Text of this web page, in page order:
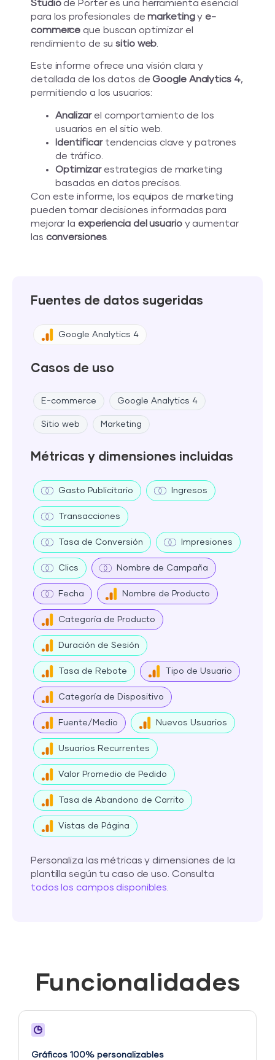
Studiode Porter es una herramienta esencial
para los profesionales demarketingye-
commerce que buscan optimizar el
rendimiento de susitio web
Este informe ofrece una visión clara y
detallada de los datos deGoogle Analytics 4,
permitiendo a los usuarios:
Analizarel comportamiento de los
usuarios en el sitio web.
Identificartendencias clave y patrones
de tráfico.
Optimizarestrategias de marketing
basadas en datos precisos.
Con este informe, los equipos de marketing
pueden tomar decisiones informadas para
mejorar la experiencia del usuarioy aumentar
las conversiones.
Fuentes de datos sugeridas
Google Analytics 4
Casos de uso
E-commerce Google Analytics 4
Sitio web Marketing
Métricas y dimensiones incluidas
Gasto Publicitario Ingresos
Transacciones
Tasa de Conversión Impresiones
Clics Nombre de Campaña
Fecha Nombre de Producto
Categoría de Producto
Duración de Sesión
Tasa de Rebote Tipo de Usuario
Categoría de Dispositivo
Fuente/Medio Nuevos Usuarios
Usuarios Recurrentes
Valor Promedio de Pedido
Tasa de Abandono de Carrito
Vistas de Página
Personaliza las métricas y dimensiones de la
plantilla según tu caso de uso. Consulta
todos los campos disponibles
Funcionalidades
Gráficos 100% personalizables